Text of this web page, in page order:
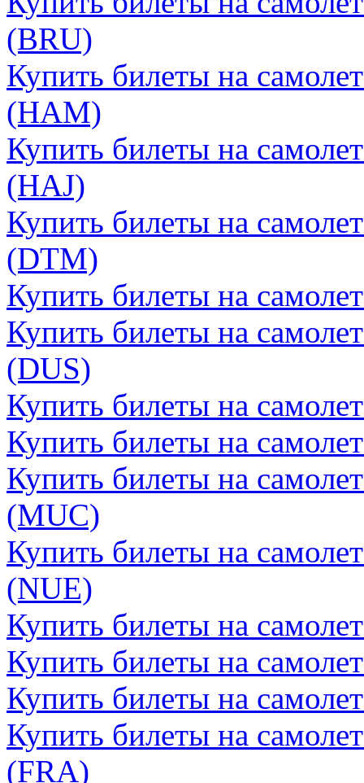
(BRU)
Купить билеты на
(HAM)
Купить билеты на
(HAJ)
Купить билеты на
(DTM)
Купить билеты на
Купить билеты на
(DUS)
Купить билеты на
Купить билеты на
Купить билеты на
(MUC)
Купить билеты на
(NUE)
Купить билеты на
Купить билеты на
Купить билеты на
Купить билеты на
(FRA)